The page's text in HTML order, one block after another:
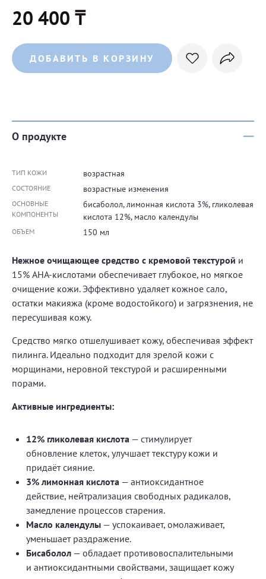
20 400 ₸
ДОБАВИТЬ В КОРЗИНУ
О продукте
ТИП КОЖИ возрастная
СОСТОЯНИЕ возрастные изменения
ОСНОВНЫЕ
КОМПОНЕНТЫ
бисаболол, лимонная кислота 3%, гликолевая
кислота 12%, масло календулы
ОБЪЕМ 150 мл
Нежное очищающее средство с кремовой текстурой и
15% AHA-кислотами обеспечивает глубокое, но мягкое
очищение кожи. Эффективно удаляет кожное сало,
остатки макияжа (кроме водостойкого) и загрязнения, не
пересушивая кожу.
Средство мягко отшелушивает кожу, обеспечивая эффект
пилинга. Идеально подходит для зрелой кожи с
морщинами, неровной текстурой и расширенными
порами.
Активные ингредиенты:
12% гликолевая кислота — стимулирует
обновление клеток, улучшает текстуру кожи и
придаёт сияние.
3% лимонная кислота — антиоксидантное
действие, нейтрализация свободных радикалов,
замедление процессов старения.
Масло календулы — успокаивает, омолаживает,
уменьшает раздражение.
Бисаболол — обладает противовоспалительными
и антиоксидантными свойствами, защищает кожу